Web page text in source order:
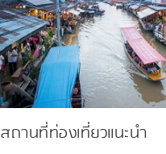
สถานที่ท่องเที่ยวแนะนำ